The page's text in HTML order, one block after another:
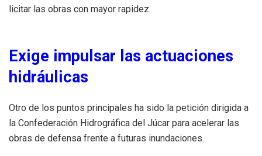
licitar las obras con mayor rapidez.
Exige impulsar las actuaciones
hidráulicas
Otro de los puntos principales ha sido la petición dirigida a
la Confederación Hidrográfica del Júcar para acelerar las
obras de defensa frente a futuras inundaciones.